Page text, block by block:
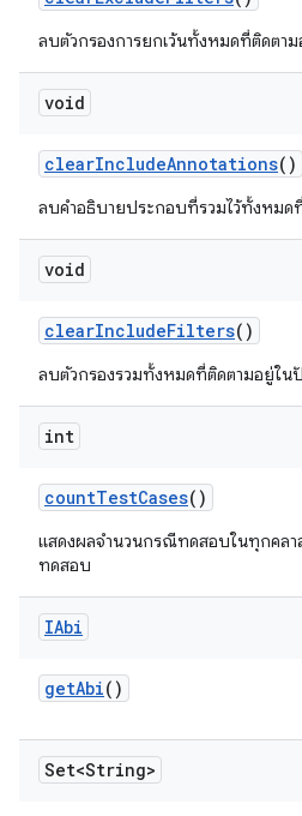
ลบตัวกรองการยกเว้นทั้งหมดที่ติดตา
void
clearIncludeAnnotations()
ลบคำอธิบายประกอบที่รวมไว้ทั้งหม
void
clearIncludeFilters()
ลบตัวกรองรวมทั้งหมดที่ติดตามอยู่ใน
int
countTestCases()
แสดงผลจำนวนกรณีทดสอบในทุกคลา
ทดสอบ
IAbi
getAbi()
Set<String>